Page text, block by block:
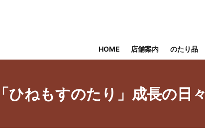
HOME 店舗案内 のたり品
「ひねもすのたり」成長の日々